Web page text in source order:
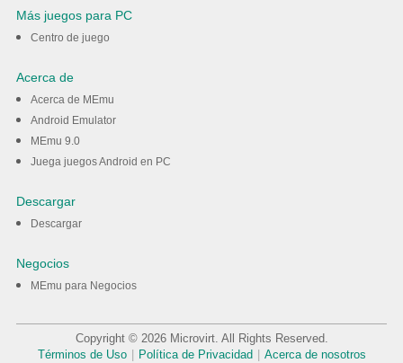
Más juegos para PC
Centro de juego
Acerca de
Acerca de MEmu
Android Emulator
MEmu 9.0
Juega juegos Android en PC
Descargar
Descargar
Negocios
MEmu para Negocios
Copyright © 2026 Microvirt. All Rights Reserved.
Términos de Uso
Política de Privacidad Acerca de nosotros